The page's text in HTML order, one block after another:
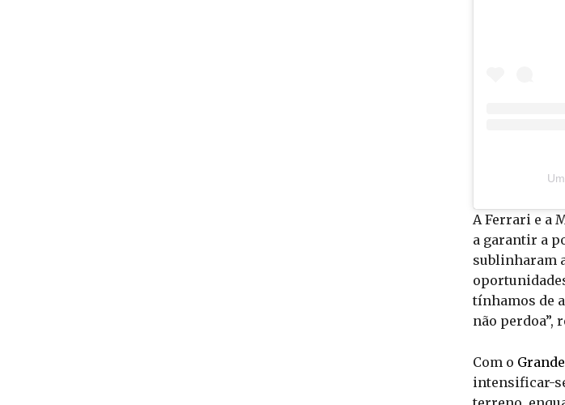
A Ferrari e a
a garantir a
sublinharam
tínhamos de
não perdoa”,
Com o
intensificar-